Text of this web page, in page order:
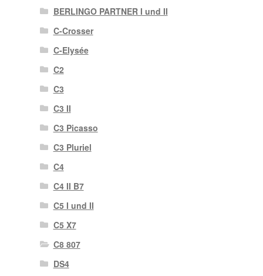
BERLINGO PARTNER I und II
C-Crosser
C-Elysée
C2
C3
C3 II
C3 Picasso
C3 Pluriel
C4
C4 II B7
C5 I und II
C5 X7
C8 807
DS4